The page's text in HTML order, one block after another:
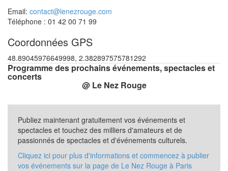
Email: contact@lenezrouge.com
Téléphone : 01 42 00 71 99
Coordonnées GPS
48.89045976649998, 2.382897575781292
Programme des prochains événements, spectacles et
concerts
@ Le Nez Rouge
Publiez maintenant gratuitement vos événements et
spectacles et touchez des milliers d'amateurs et de
passionnés de spectacles et d'événements culturels.
Cliquez ici pour plus d'informations et commencez à publier
vos événements sur la page de Le Nez Rouge à Paris